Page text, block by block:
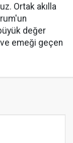
Ortak akılla
değer
emeği geçen